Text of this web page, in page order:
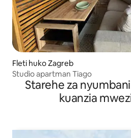
Fleti huko Zagreb
Studio apartman Tiago
Starehe za
kuanzia